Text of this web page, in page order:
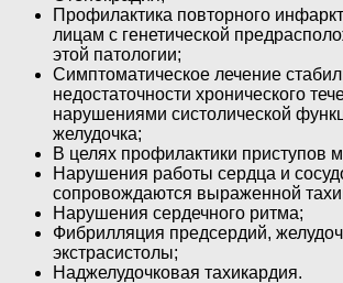
Профилактика повторного
лицам с генетической
этой патологии;
Симптоматическое лечение
недостаточности хронического
нарушениями систолической
желудочка;
В целях профилактики приступов
Нарушения работы сердца и
сопровождаются выраженной
Нарушения сердечного ритма;
Фибрилляция предсердий,
экстрасистолы;
Наджелудочковая тахикардия.